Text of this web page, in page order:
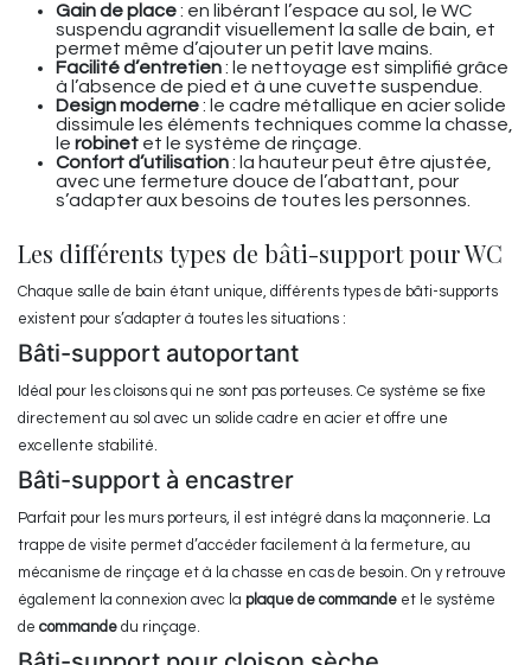
Gain de place: en libérant l’espace au sol, le WC
suspendu agrandit visuellement la salle de bain, et
permet même d’ajouter un petit lave mains.
Facilité d’entretien: le nettoyage est simplifié grâce
à l’absence de pied et à une cuvette suspendue.
Design moderne: le cadre métallique en acier solide
dissimule les éléments techniques comme la chasse,
le robinet et le système de rinçage.
Confort d’utilisation: la hauteur peut être ajustée,
avec une fermeture douce de l’abattant, pour
s’adapter aux besoins de toutes les personnes.
Les différents types de bâti-support pour WC
Chaque salle de bain étant unique, différents types de bâti-supports
existent pour s’adapter à toutes les situations :
Bâti-support autoportant
Idéal pour les cloisons qui ne sont pas porteuses. Ce système se fixe
directement au sol avec un solide cadre en acier et offre une
excellente stabilité.
Bâti-support à encastrer
Parfait pour les murs porteurs, il est intégré dans la maçonnerie. La
trappe de visite permet d’accéder facilement à la fermeture, au
mécanisme de rinçage et à la chasse en cas de besoin. On y retrouve
également la connexion avec la plaque de commande et le système
de commande du rinçage.